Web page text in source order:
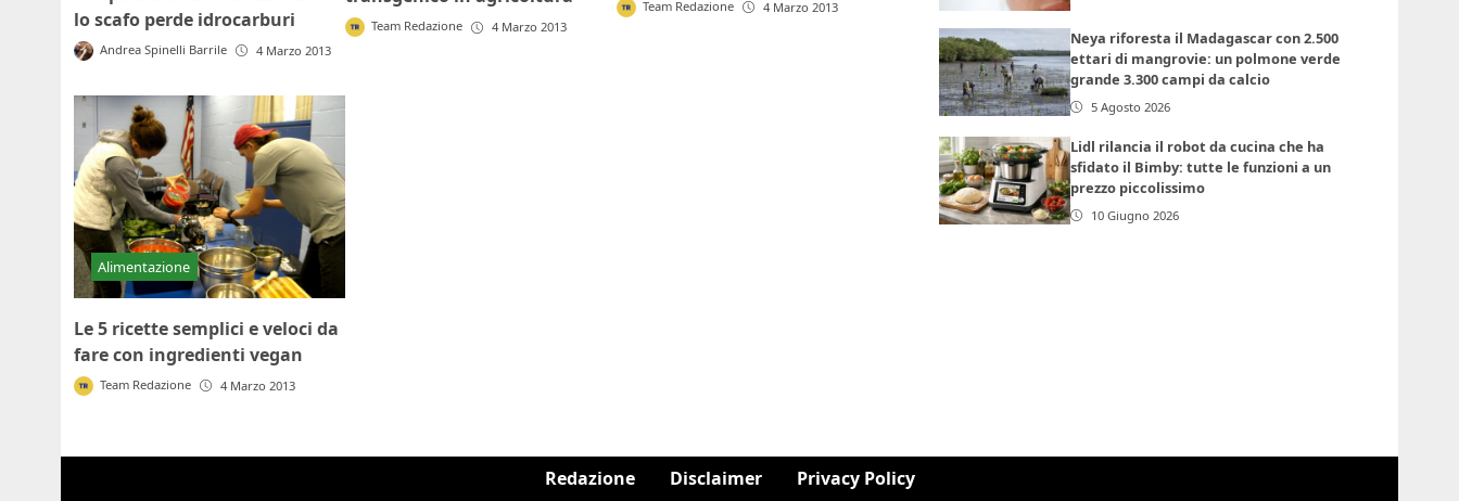
lo scafo perde idrocarburi
Andrea Spinelli Barrile 4 Marzo 2013
Team Redazione 4 Marzo 2013
Team Redazione 4 Marzo 2013
Alimentazione
Le 5 ricette semplici e veloci da
fare con ingredienti vegan
Team Redazione 4 Marzo 2013
Neya riforesta il Madagascar con 2.500
ettari di mangrovie: un polmone verde
grande 3.300 campi da calcio
5 Agosto 2026
Lidl rilancia il robot da cucina che ha
sfidato il Bimby: tutte le funzioni a un
prezzo piccolissimo
10 Giugno 2026
Redazione Disclaimer Privacy Policy